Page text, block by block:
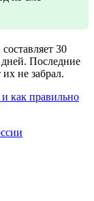
30
Последние
не забрал.
как правильно